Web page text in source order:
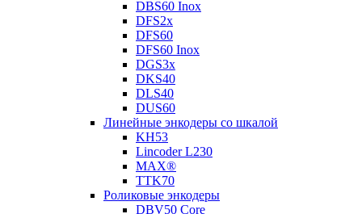
DBS60 Inox
DFS2x
DFS60
DFS60 Inox
DGS3x
DKS40
DLS40
DUS60
Линейные энкодеры со шкалой
KH53
Lincoder L230
MAX®
TTK70
Роликовые энкодеры
DBV50 Core